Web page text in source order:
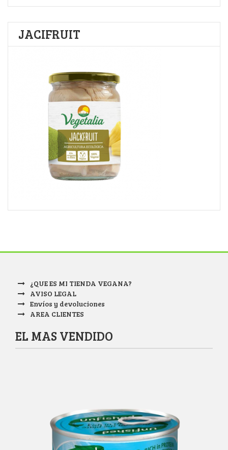
JACIFRUIT
¿QUE ES MI TIENDA VEGANA?
AVISO LEGAL
Envíos y devoluciones
AREA CLIENTES
EL MAS VENDIDO